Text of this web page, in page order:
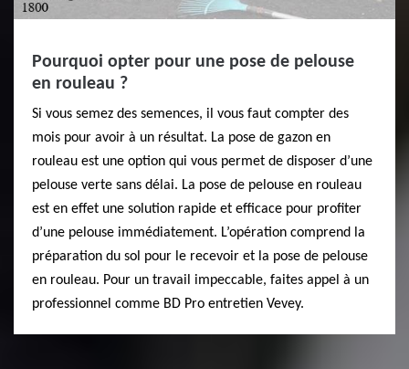
Pourquoi opter pour une pose de pelouse
en rouleau ?
Si vous semez des semences, il vous faut compter des
mois pour avoir à un résultat. La pose de gazon en
rouleau est une option qui vous permet de disposer d’une
pelouse verte sans délai. La pose de pelouse en rouleau
est en effet une solution rapide et efficace pour profiter
d’une pelouse immédiatement. L’opération comprend la
préparation du sol pour le recevoir et la pose de pelouse
en rouleau. Pour un travail impeccable, faites appel à un
professionnel comme BD Pro entretien Vevey.